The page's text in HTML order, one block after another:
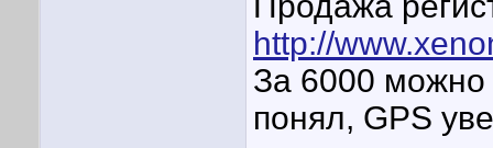
http://
За 6000 можно
понял, GPS